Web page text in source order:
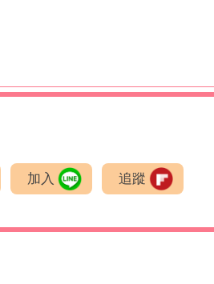
加入 追蹤